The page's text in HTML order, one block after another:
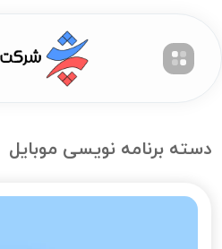
دسته برنامه نویسی موبایل